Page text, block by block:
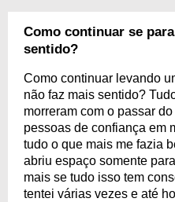
Como continuar se
sentido?
Como continuar levando
não faz mais sentido?
morreram com o passar
pessoas de confiança em
tudo o que mais me fazia
abriu espaço somente
mais se tudo isso tem
tentei várias vezes e até